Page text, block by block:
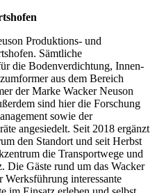
Produktions- und
Sämtliche
die Bodenverdichtung, Innen-
aus dem Bereich
der Marke Wacker Neuson
sind hier die Forschung
sowie der
angesiedelt. Seit 2018 ergänzt
den Standort und seit Herbst
die Transportwege und
Die Gäste rund um das Wacker
interessante